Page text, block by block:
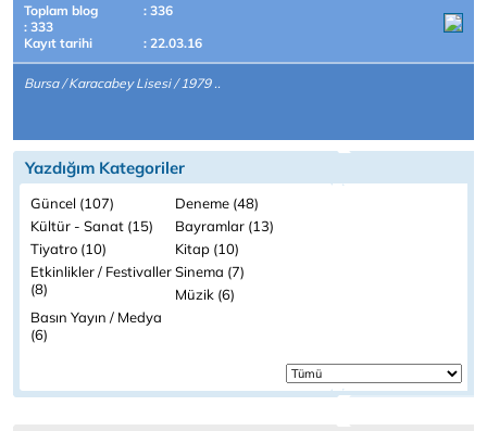
Toplam blog
: 336
: 333
Kayıt tarihi
: 22.03.16
Bursa / Karacabey Lisesi / 1979 ..
Yazdığım Kategoriler
Güncel (107)
Deneme (48)
Kültür - Sanat (15)
Bayramlar (13)
Tiyatro (10)
Kitap (10)
Etkinlikler / Festivaller
(8)
Sinema (7)
Müzik (6)
Basın Yayın / Medya
(6)